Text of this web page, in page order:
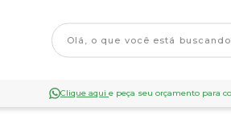
Clique aqui e peça seu orçamento para